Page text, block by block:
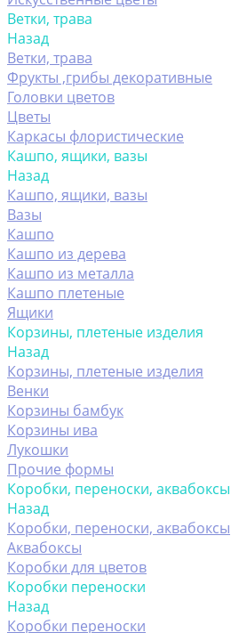
Ветки, трава
Назад
Ветки, трава
Фрукты ,грибы декоративные
Головки цветов
Цветы
Каркасы флористические
Кашпо, ящики, вазы
Назад
Кашпо, ящики, вазы
Вазы
Кашпо
Кашпо из дерева
Кашпо из металла
Кашпо плетеные
Ящики
Корзины, плетеные изделия
Назад
Корзины, плетеные изделия
Венки
Корзины бамбук
Корзины ива
Лукошки
Прочие формы
Коробки, переноски, аквабоксы
Назад
Коробки, переноски, аквабоксы
Аквабоксы
Коробки для цветов
Коробки переноски
Назад
Коробки переноски